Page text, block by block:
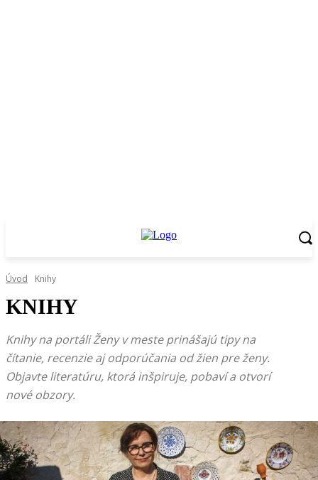
Úvod Knihy
KNIHY
Knihy na portáli Ženy v meste prinášajú tipy na
čítanie, recenzie aj odporúčania od žien pre ženy.
Objavte literatúru, ktorá inšpiruje, pobaví a otvorí
nové obzory.